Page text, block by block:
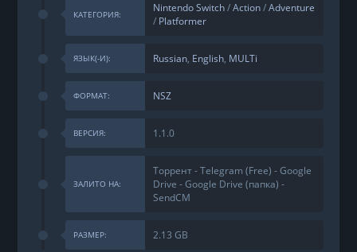
КАТЕГОРИЯ: Nintendo Switch/Action/Adventure
/ Platformer
ЯЗЫК(-И): Russian, English, MULTi
ФОРМАТ: NSZ
ВЕРСИЯ: 1.1.0
ЗАЛИТО НА:
Торрент - Telegram (Free) - Google
Drive - Google Drive (папка) -
SendCM
РАЗМЕР: 2.13 GB